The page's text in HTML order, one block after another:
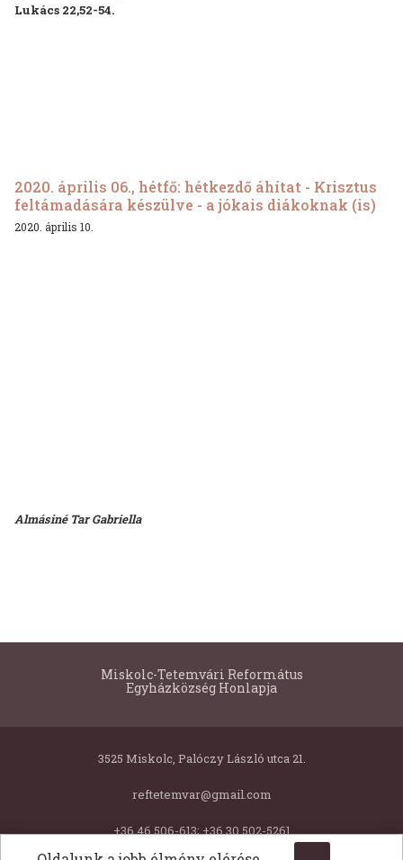
Lukács 22,52-54.
2020. április 06., hétfő: hétkezdő áhítat - Krisztus
feltámadására készülve - a jókais diákoknak (is)
2020. április 10.
Almásiné Tar Gabriella
Miskolc-Tetemvári Református
Egyházközség Honlapja
3525 Miskolc, Palóczy László utca 21.
reftetemvar@gmail.com
+36 46 506-613; +36 30 502-5261